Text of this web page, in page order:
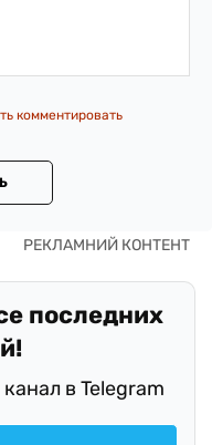
комментировать
последних
в Telegram